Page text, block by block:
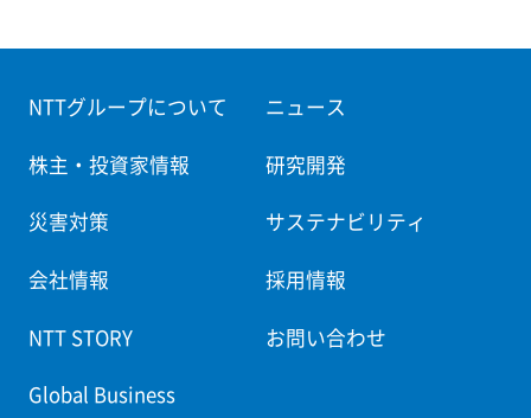
NTTグループについて ニュース
株主・投資家情報 研究開発
災害対策 サステナビリティ
会社情報 採用情報
NTT STORY お問い合わせ
Global Business